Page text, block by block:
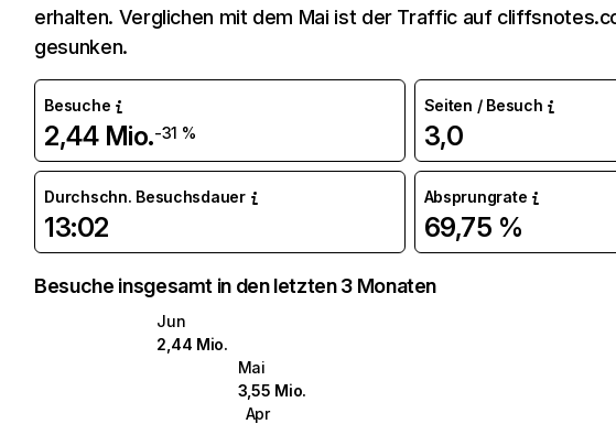
erhalten. Verglichen mit dem Mai ist der Traffic auf
gesunken.
Besuche
2,44 Mio.-31 %
Seiten / Besuch
3,0
Durchschn. Besuchsdauer
13:02
Absprungrate
69,75 %
Besuche insgesamt in den letzten 3 Monaten
Jun
2,44 Mio.
Mai
3,55 Mio.
Apr